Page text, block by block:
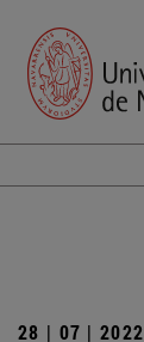
28 | 07 | 2022